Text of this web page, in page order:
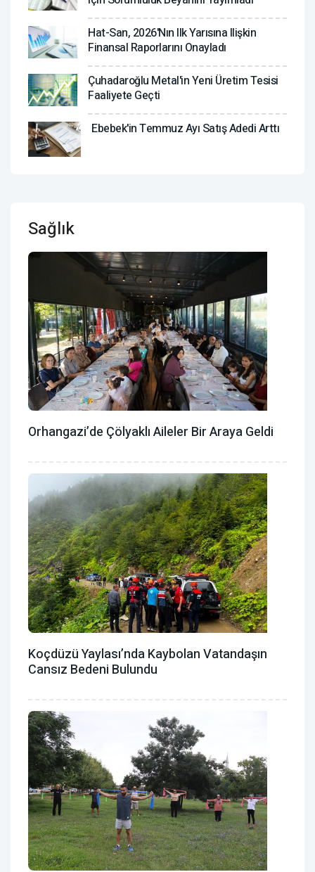
Hat-San, 2026'nın Ilk Yarısına Ilişkin
Finansal Raporlarını Onayladı
Çuhadaroğlu Metal'in Yeni Üretim Tesisi
Faaliyete Geçti
Ebebek'in Temmuz Ayı Satış Adedi Arttı
Sağlık
Orhangazi’de Çölyaklı Aileler Bir Araya Geldi
Koçdüzü Yaylası’nda Kaybolan Vatandaşın
Cansız Bedeni Bulundu